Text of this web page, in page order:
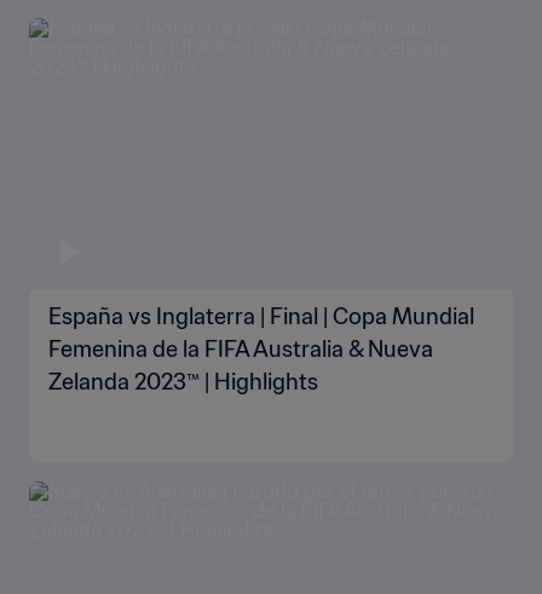
España vs Inglaterra | Final | Copa Mundial
Femenina de la FIFA Australia & Nueva
Zelanda 2023™ | Highlights